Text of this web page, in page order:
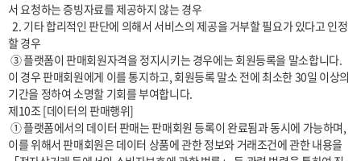
서 요청하는 증빙자료를 제공하지 않는 경우
  2. 기타 합리적인 판단에 의해서 서비스의 제공을 거부할 필요가 있다고 인정
할 경우
이 경우 판매회원에게 이를 통지하고, 회원등록 말소 전에 최소한 30일 이상의
기간을 정하여 소명할 기회를 부여합니다.
제10조 [데이터의 판매행위]
이를 위해서 판매회원은 데이터 상품에 관한 정보와 거래조건에 관한 내용을